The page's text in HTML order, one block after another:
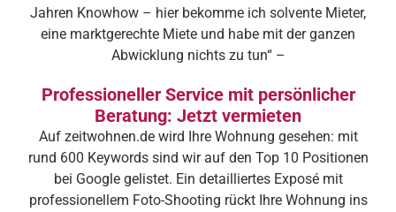
Jahren Knowhow – hier bekomme ich solvente Mieter,
eine marktgerechte Miete und habe mit der ganzen
Abwicklung nichts zu tun“ –
Professioneller Service mit persönlicher
Beratung: Jetzt vermieten
Auf zeitwohnen.de wird Ihre Wohnung gesehen: mit
rund 600 Keywords sind wir auf den Top 10 Positionen
bei Google gelistet. Ein detailliertes Exposé mit
professionellem Foto-Shooting rückt Ihre Wohnung ins